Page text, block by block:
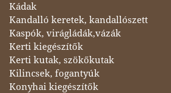
Kádak
Kandalló keretek, kandallószett
Kaspók, virágládák,vázák
Kerti kiegészítők
Kerti kutak, szökőkutak
Kilincsek, fogantyúk
Konyhai kiegészítők